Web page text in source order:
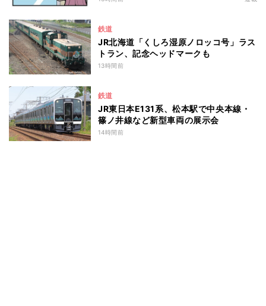
鉄道
JR北海道「くしろ湿原ノロッコ号」ラス
トラン、記念ヘッドマークも
13時間前
鉄道
JR東日本E131系、松本駅で中央本線・
篠ノ井線など新型車両の展示会
14時間前